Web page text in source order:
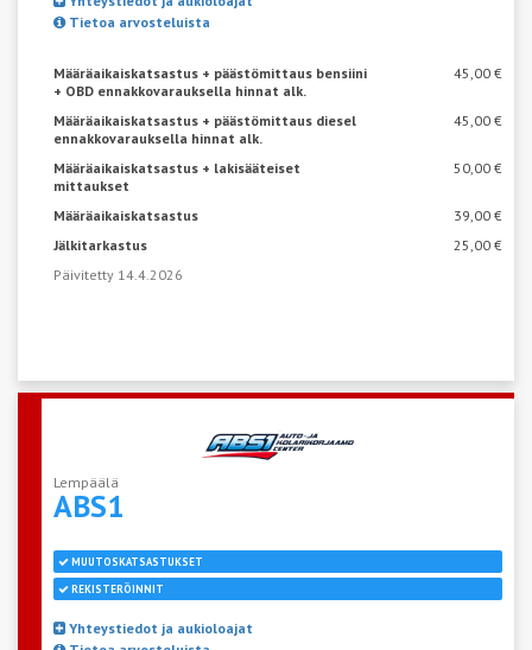
Tietoa arvosteluista
Määräaikaiskatsastus + päästömittaus bensiini
+ OBD ennakkovarauksella hinnat alk.
45,00 €
Määräaikaiskatsastus + päästömittaus diesel
ennakkovarauksella hinnat alk.
45,00 €
Määräaikaiskatsastus + lakisääteiset
mittaukset
50,00 €
Määräaikaiskatsastus
39,00 €
Jälkitarkastus
25,00 €
Päivitetty 14.4.2026
Lempäälä
ABS1
MUUTOSKATSASTUKSET
REKISTERÖINNIT
Yhteystiedot ja aukioloajat